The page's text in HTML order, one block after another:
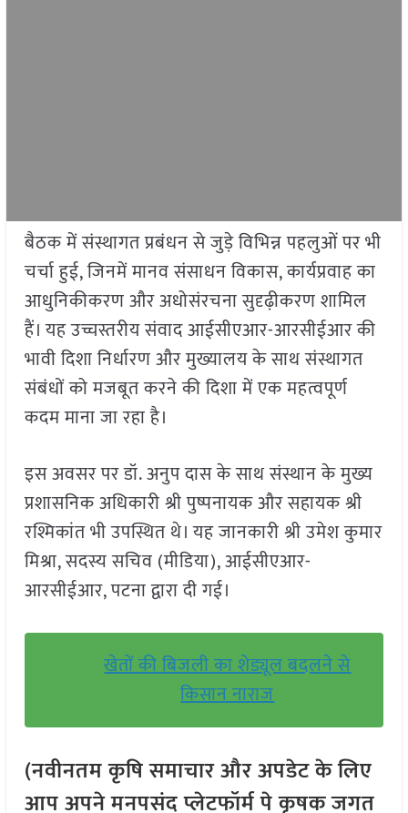
बैठक में संस्थागत प्रबंधन से जुड़े विभिन्न पहलुओं पर भी
चर्चा हुई, जिनमें मानव संसाधन विकास, कार्यप्रवाह का
आधुनिकीकरण और अधोसंरचना सुदृढ़ीकरण शामिल
हैं। यह उच्चस्तरीय संवाद आईसीएआर-आरसीईआर की
भावी दिशा निर्धारण और मुख्यालय के साथ संस्थागत
संबंधों को मजबूत करने की दिशा में एक महत्वपूर्ण
कदम माना जा रहा है।
इस अवसर पर डॉ. अनुप दास के साथ संस्थान के मुख्य
प्रशासनिक अधिकारी श्री पुष्पनायक और सहायक श्री
रश्मिकांत भी उपस्थित थे। यह जानकारी श्री उमेश कुमार
मिश्रा, सदस्य सचिव (मीडिया), आईसीएआर-
आरसीईआर, पटना द्वारा दी गई।
खेतों की बिजली का शेड्यूल बदलने से
किसान नाराज
(नवीनतम कृषि समाचार और अपडेट के लिए
आप अपने मनपसंद प्लेटफॉर्म पे कृषक जगत